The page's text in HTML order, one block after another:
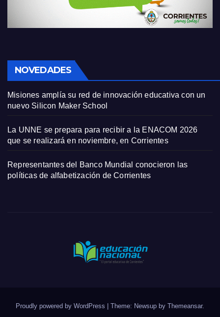
NOVEDADES
Misiones amplía su red de innovación educativa con un
nuevo Silicon Maker School
La UNNE se prepara para recibir a la ENACOM 2026
que se realizará en noviembre, en Corrientes
Representantes del Banco Mundial conocieron las
políticas de alfabetización de Corrientes
Proudly powered by WordPress Theme: Newsup by Themeansar.